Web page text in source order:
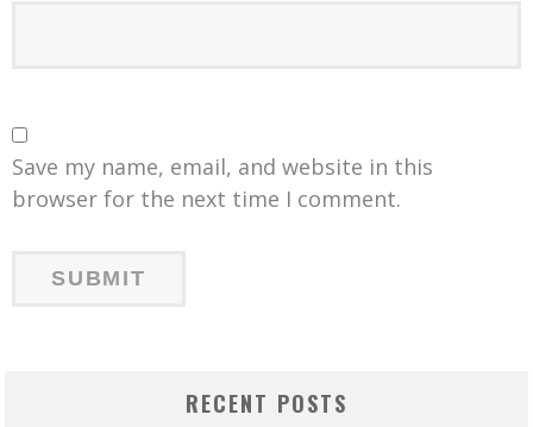
Save my name, email, and website in this
browser for the next time I comment.
RECENT POSTS